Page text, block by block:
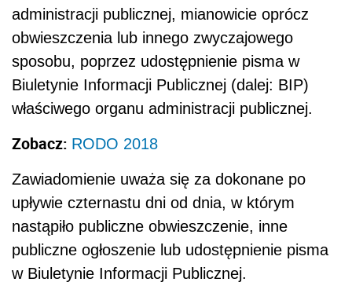
administracji publicznej, mianowicie oprócz
obwieszczenia lub innego zwyczajowego
sposobu, poprzez udostępnienie pisma w
Biuletynie Informacji Publicznej (dalej: BIP)
właściwego organu administracji publicznej.
Zobacz: RODO 2018
Zawiadomienie uważa się za dokonane po
upływie czternastu dni od dnia, w którym
nastąpiło publiczne obwieszczenie, inne
publiczne ogłoszenie lub udostępnienie pisma
w Biuletynie Informacji Publicznej.